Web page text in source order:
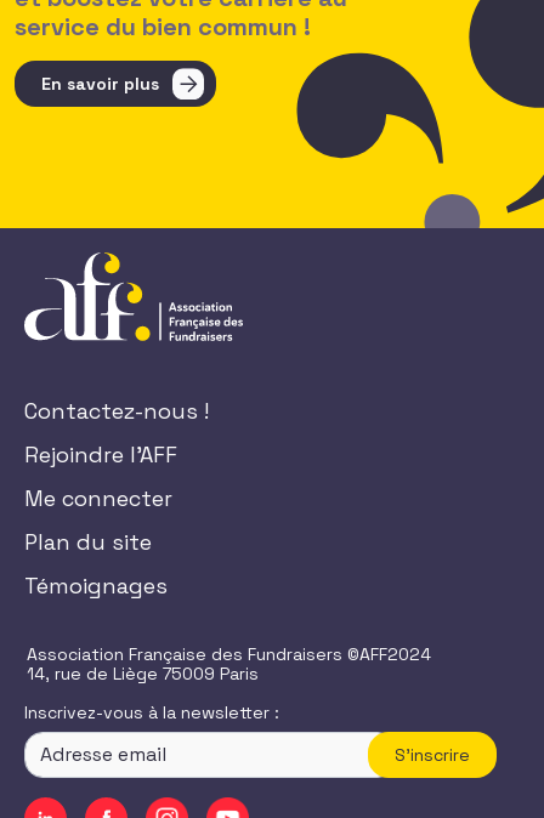
service du bien commun !
En savoir plus
Contactez-nous !
Rejoindre l'AFF
Me connecter
Plan du site
Témoignages
Association Française des Fundraisers ©AFF2024
14, rue de Liège 75009 Paris
Inscrivez-vous à la newsletter :
S'inscrire